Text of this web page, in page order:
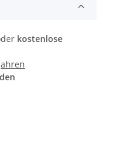
kostenlose